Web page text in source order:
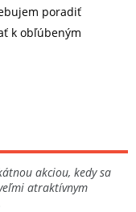
poradiť
k obľúbeným
akciou, kedy sa
atraktívnym